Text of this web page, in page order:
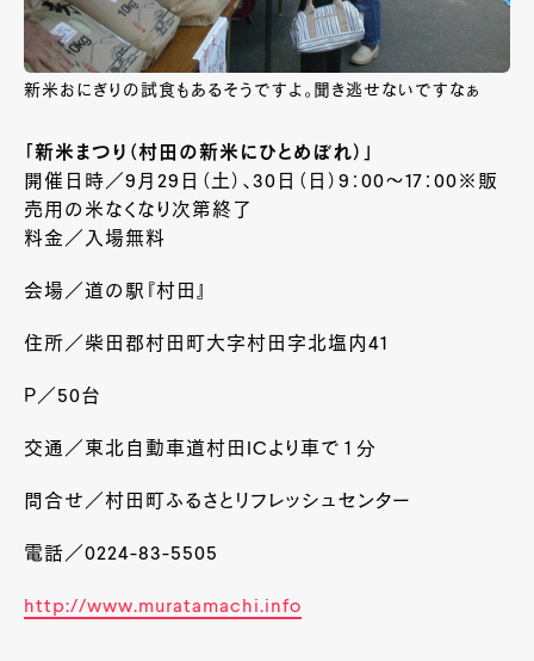
新米おにぎりの試食もあるそうですよ。聞き逃せないですなぁ
「新米まつり（村田の新米にひとめぼれ）」
開催日時／9 月 29 日（土）、30 日（日） 9 ： 00～17：00※販
売用の米なくなり次第終了
料金／入場無料
会場／道の駅『村田』
住所／柴田郡村田町大字村田字北塩内 41
Ｐ／ 50台
交通／東北自動車道村田 ICより車で１分
問合せ／村田町ふるさとリフレッシュセンター
電話／0224-83-5505
http://www.muratamachi.info